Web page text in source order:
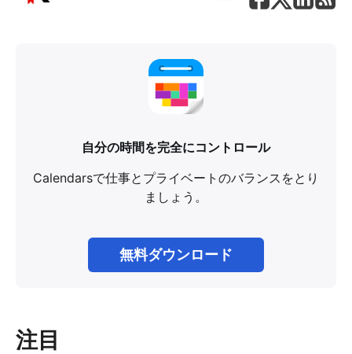
自分の時間を完全にコントロール
Calendarsで仕事とプライベートのバランスをとり
ましょう。
無料ダウンロード
注目